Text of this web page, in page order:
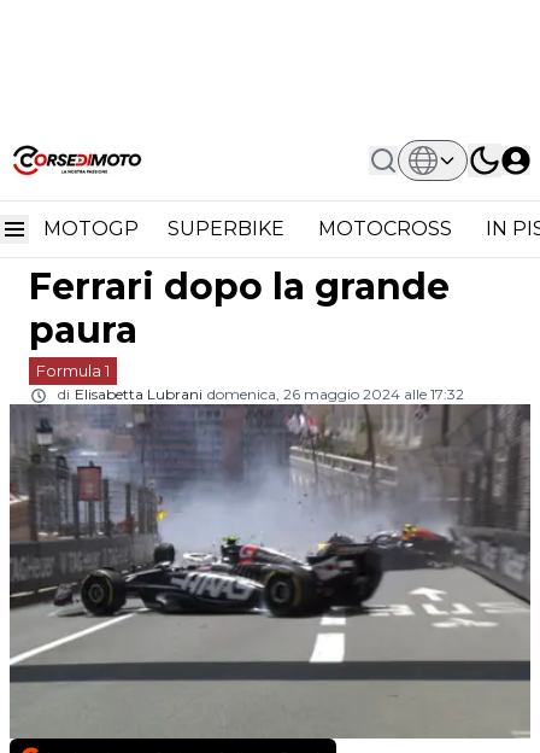
MOTOGP SUPERBIKE MOTOCROSS IN
Home Formula 1
Formula 1 Monaco: Leclerc Sbanca
Formula 1 Monaco:
Leclerc sbanca con
Ferrari dopo la grande
paura
Formula 1
di Elisabetta Lubrani domenica, 26 maggio 2024 alle 17:32